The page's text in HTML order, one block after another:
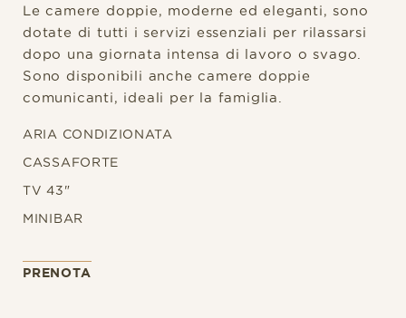
Le camere doppie, moderne ed eleganti, sono
dotate di tutti i servizi essenziali per rilassarsi
dopo una giornata intensa di lavoro o svago.
Sono disponibili anche camere doppie
comunicanti, ideali per la famiglia.
ARIA CONDIZIONATA
CASSAFORTE
TV 43"
MINIBAR
PRENOTA